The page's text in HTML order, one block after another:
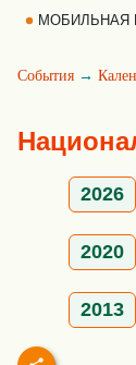
МОБИЛЬНАЯ
События →
2026
2020
2013